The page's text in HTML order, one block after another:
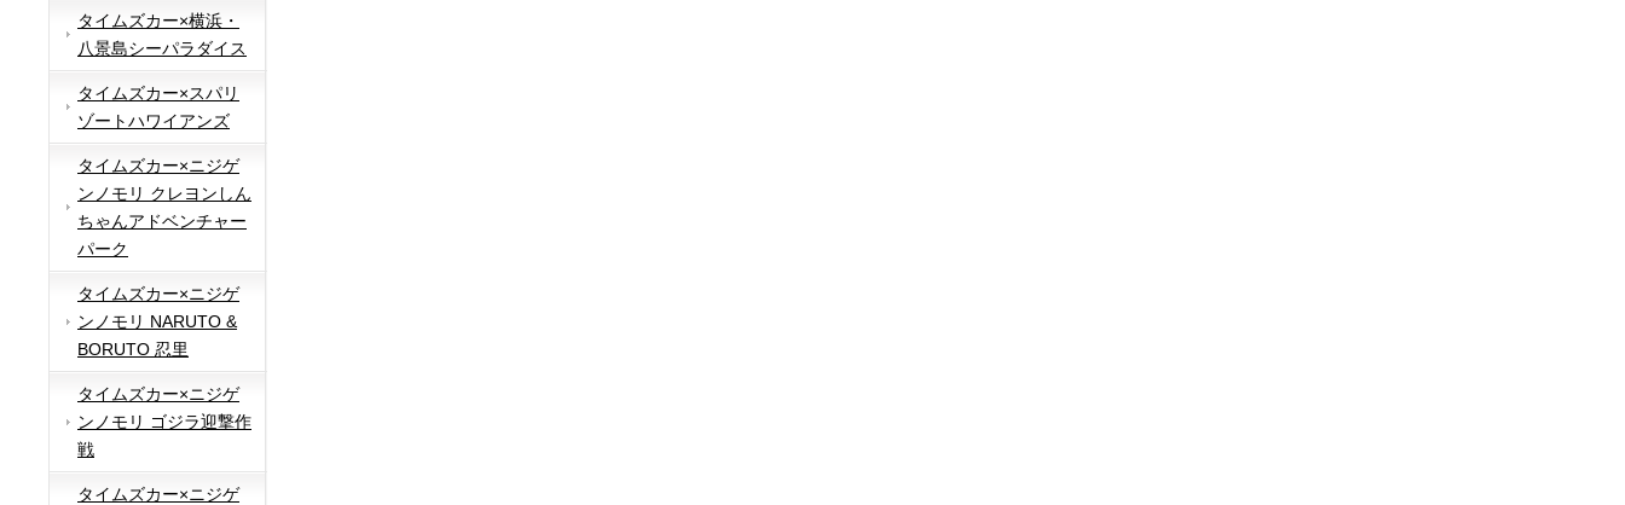
タイムズカー×横浜・
八景島シーパラダイス
タイムズカー×スパリ
ゾートハワイアンズ
タイムズカー×ニジゲ
ンノモリ クレヨンしん
ちゃんアドベンチャー
パーク
タイムズカー×ニジゲ
ンノモリ NARUTO &
BORUTO 忍里
タイムズカー×ニジゲ
ンノモリ ゴジラ迎撃作
戦
タイムズカー×ニジゲ